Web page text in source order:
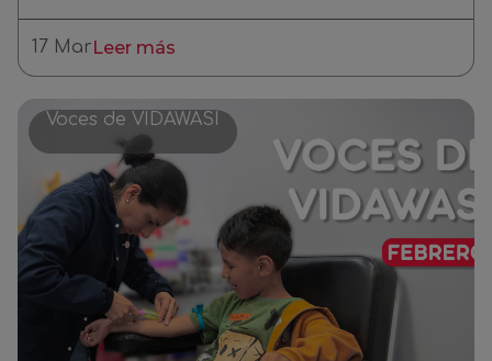
17 MarLeer más
Voces de VIDAWASI